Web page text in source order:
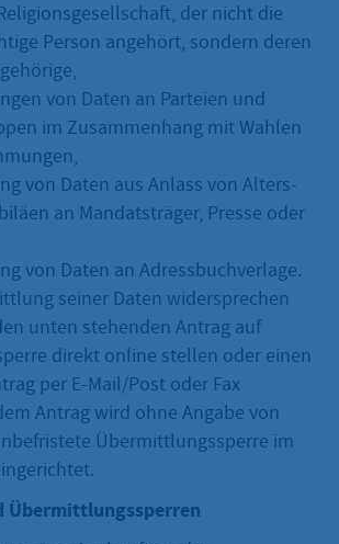
der nicht die
Person angehört, sondern deren
von Daten an Parteien und
im Zusammenhang mit Wahlen
von Daten aus Anlass von Alters-
an Mandatsträger, Presse oder
von Daten an Adressbuchverlage.
seiner Daten widersprechen
unten stehenden Antrag auf
direkt online stellen oder einen
per E-Mail/Post oder Fax
Antrag wird ohne Angabe von
Übermittlungssperre im
Übermittlungssperren